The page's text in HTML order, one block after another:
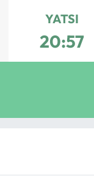
YATSI
20:57